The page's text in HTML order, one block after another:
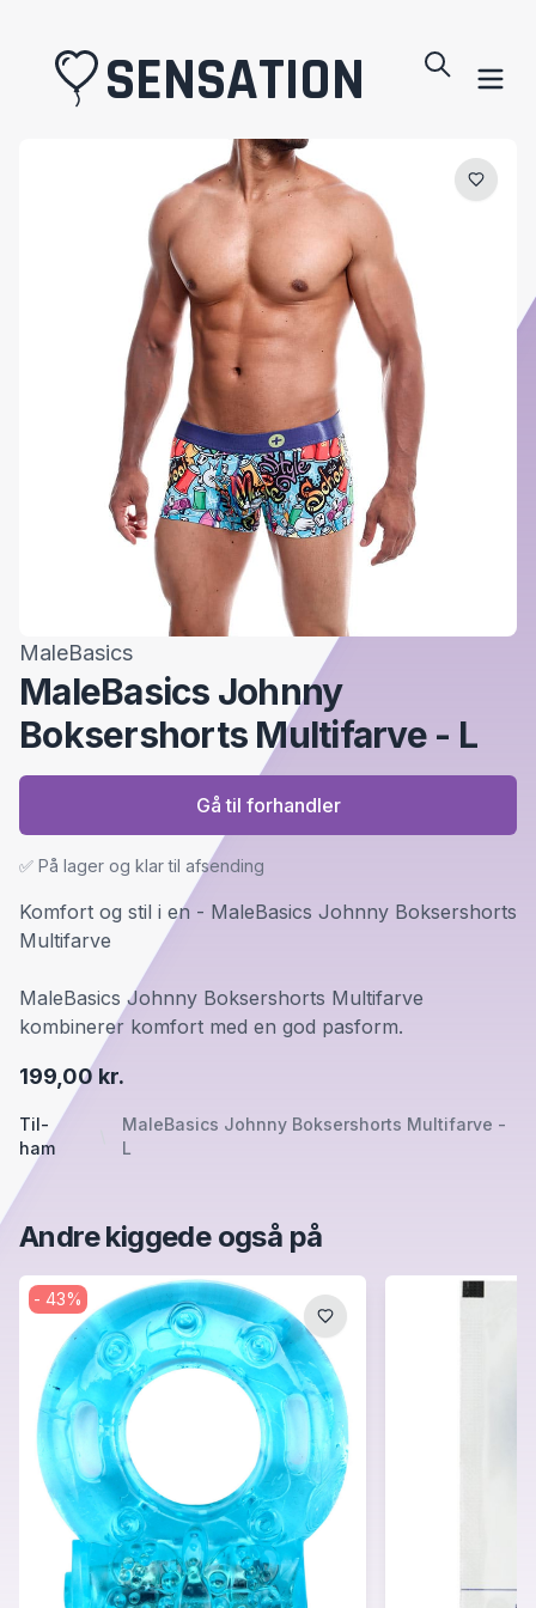
SENSATION
MaleBasics
MaleBasics Johnny
Boksershorts Multifarve - L
Til-
ham
MaleBasics Johnny Boksershorts Multifarve -
L
199,00 kr.
Komfort og stil i en - MaleBasics Johnny Boksershorts
Multifarve
MaleBasics Johnny Boksershorts Multifarve
kombinerer komfort med en god pasform.
✅ På lager og klar til afsending
Gå til forhandler
Andre kiggede også på
- 43%